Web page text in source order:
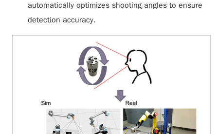
automatically optimizes shooting angles to ensure
detection accuracy.